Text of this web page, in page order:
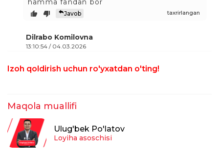
hamma fandan bor
taxrirlangan
Javob
Dilrabo Komilovna
13:10:54 / 04.03.2026
kiritib qòyib qancha asabbuzarlik bòlganini
10:30:34 / 04.03.2026
Biologiya fani ham matematika bo'lib
ketgan shuni ham biri ko'rib chiqishsa edi
Izoh qoldirish uchun ro'yxatdan o'ting!
Maqola muallifi
Ulug'bek Po'latov
Loyiha asoschisi